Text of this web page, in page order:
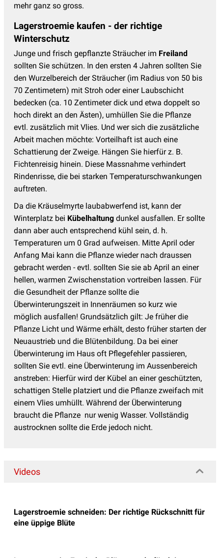
mehr ganz so gross.
Lagerstroemie kaufen - der richtige
Winterschutz
Junge und frisch gepflanzte Sträucher im Freiland
sollten Sie schützen. In den ersten 4 Jahren sollten Sie
den Wurzelbereich der Sträucher (im Radius von 50 bis
70 Zentimetern) mit Stroh oder einer Laubschicht
bedecken (ca. 10 Zentimeter dick und etwa doppelt so
hoch direkt an den Ästen), umhüllen Sie die Pflanze
evtl. zusätzlich mit Vlies. Und wer sich die zusätzliche
Arbeit machen möchte: Vorteilhaft ist auch eine
Schattierung der Zweige. Hängen Sie hierfür z. B.
Fichtenreisig hinein. Diese Massnahme verhindert
Rindenrisse, die bei starken Temperaturschwankungen
auftreten.
Da die Kräuselmyrte laubabwerfend ist, kann der
Winterplatz bei Kübelhaltung dunkel ausfallen. Er sollte
dann aber auch entsprechend kühl sein, d. h.
Temperaturen um 0 Grad aufweisen. Mitte April oder
Anfang Mai kann die Pflanze wieder nach draussen
gebracht werden - evtl. sollten Sie sie ab April an einer
hellen, warmen Zwischenstation vortreiben lassen. Für
die Gesundheit der Pflanze sollte die
Überwinterungszeit in Innenräumen so kurz wie
möglich ausfallen! Grundsätzlich gilt: Je früher die
Pflanze Licht und Wärme erhält, desto früher starten der
Neuaustrieb und die Blütenbildung. Da bei einer
Überwinterung im Haus oft Pflegefehler passieren,
sollten Sie evtl. eine Überwinterung im Aussenbereich
anstreben: Hierfür wird der Kübel an einer geschützten,
schattigen Stelle platziert und die Pflanze zweifach mit
einem Vlies umhüllt. Während der Überwinterung
braucht die Pflanze nur wenig Wasser. Vollständig
austrocknen sollte die Erde jedoch nicht.
Videos
Lagerstroemie schneiden: Der richtige Rückschnitt für
eine üppige Blüte